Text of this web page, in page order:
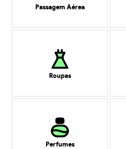
Passagem Aérea
Roupas
Perfumes